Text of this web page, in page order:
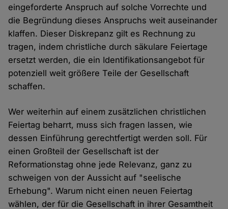
eingeforderte Anspruch auf solche Vorrechte und
die Begründung dieses Anspruchs weit auseinander
klaffen. Dieser Diskrepanz gilt es Rechnung zu
tragen, indem christliche durch säkulare Feiertage
ersetzt werden, die ein Identifikationsangebot für
potenziell weit größere Teile der Gesellschaft
schaffen.
Wer weiterhin auf einem zusätzlichen christlichen
Feiertag beharrt, muss sich fragen lassen, wie
dessen Einführung gerechtfertigt werden soll. Für
einen Großteil der Gesellschaft ist der
Reformationstag ohne jede Relevanz, ganz zu
schweigen von der Aussicht auf "seelische
Erhebung". Warum nicht einen neuen Feiertag
wählen, der für die Gesellschaft in ihrer Gesamtheit